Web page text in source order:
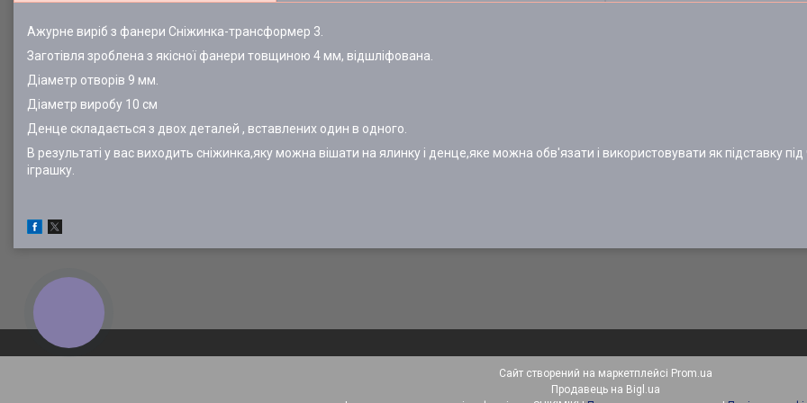
Ажурне виріб з фанери Сніжинка-трансформер 3.
Заготівля зроблена з якісної фанери товщиною 4 мм, відшліфована.
Діаметр отворів 9 мм.
Діаметр виробу 10 см
Денце складається з двох деталей , вставлених один в одного.
В результаті у вас виходить сніжинка,яку можна вішати на ялинку і денце,яке можна обв'язати і використовувати як підставку
іграшку.
Сайт створений на маркетплейсі Prom.ua
Продавець на Bigl.ua